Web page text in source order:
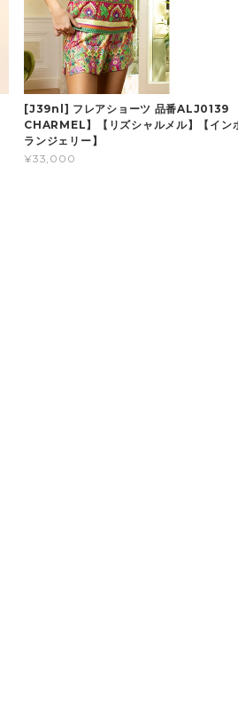
[J39nl] フレアショーツ 品番ALJ0139
CHARMEL】【リズシャルメル】【イン
ランジェリー】
¥33,000